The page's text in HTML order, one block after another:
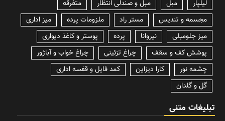
لیلپار
مبل مبل و صندلی انتظار
متفرقه
مجسمه و تندیس
مستر راد ملزومات پرده
میز اداری
میز جلومبلی
نیروانا پرده
پوستر و کاغذ دیواری
پوشش کف و سقف
چراغ تزئینی
چراغ خواب و آباژور
چشمه نور
کارا دیزاین
کمد فایل و قفسه اداری
گل و گلدان
تبلیغات متنی